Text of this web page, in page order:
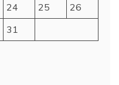
24 25
26
31